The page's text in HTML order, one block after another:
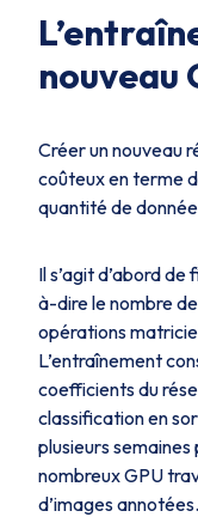
nouveau
Créer un nouveau
coûteux en terme
quantité de
Il s’agit d’abord
à-dire le nombre
opérations
L’entraînement
coefficients du
classification en
plusieurs
nombreux GPU
d’images annotées.